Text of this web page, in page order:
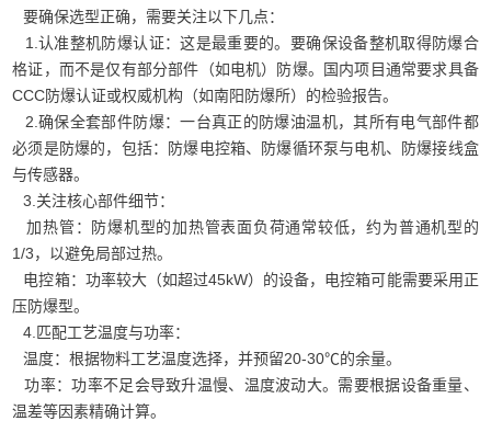
要确保选型正确，需要关注以下几点：
1.认准整机防爆认证：这是最重要的。要确保设备整机取得防爆合
格证，而不是仅有部分部件（如电机）防爆。国内项目通常要求具备
CCC防爆认证或权威机构（如南阳防爆所）的检验报告。
2.确保全套部件防爆：一台真正的防爆油温机，其所有电气部件都
必须是防爆的，包括：防爆电控箱、防爆循环泵与电机、防爆接线盒
与传感器。
3.关注核心部件细节：
加热管：防爆机型的加热管表面负荷通常较低，约为普通机型的
1/3，以避免局部过热。
电控箱：功率较大（如超过45kW）的设备，电控箱可能需要采用正
压防爆型。
4.匹配工艺温度与功率：
温度：根据物料工艺温度选择，并预留20-30℃的余量。
功率：功率不足会导致升温慢、温度波动大。需要根据设备重量、
温差等因素精确计算。